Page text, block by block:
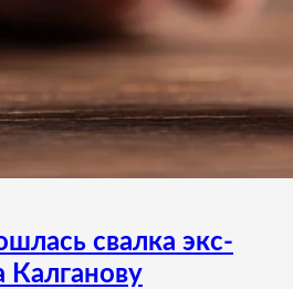
свалка экс-
Калганову